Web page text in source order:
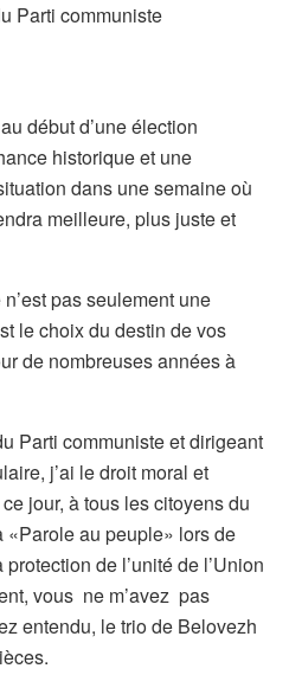
Parti communiste
début d’une élection
historique et une
dans une semaine où
meilleure, plus juste et
pas seulement une
le choix du destin de vos
de nombreuses années à
Parti communiste et dirigeant
j’ai le droit moral et
jour, à tous les citoyens du
au peuple» lors de
de l’unité de l’Union
vous ne m’avez pas
entendu, le trio de Belovezh